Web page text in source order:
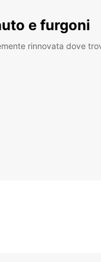
e furgoni
rinnovata dove